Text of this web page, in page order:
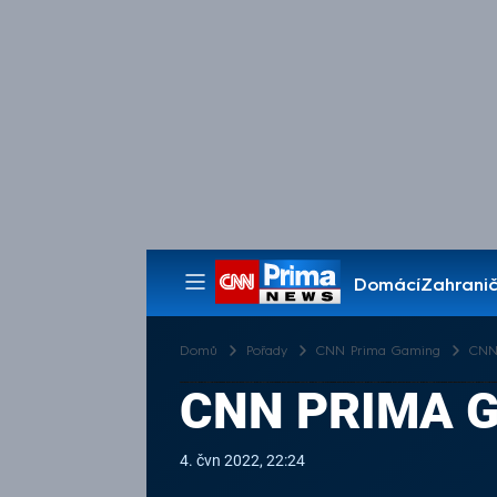
Domácí
Pořady
Domů Pořady CNN Prima Gaming
CNN PRIMA
4. čvn 2022, 22:24